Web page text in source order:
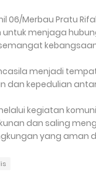
06/Merbau Pratu
untuk menjaga
menjadi
dan kepedulian
kegiatan
dan saling
yang aman